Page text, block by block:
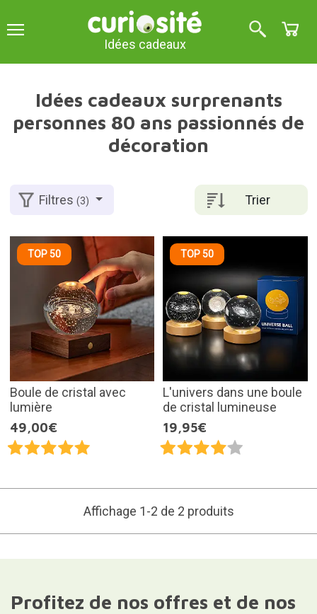
Idées cadeaux
Idées cadeaux surprenants
personnes 80 ans passionnés de
décoration
Trier
Filtres(3)
TOP 50
Boule de cristal avec
lumière
49,00€
TOP 50
L'univers dans une boule
de cristal lumineuse
19,95€
Affichage 1-2 de 2 produits
Profitez de nos offres et de nos